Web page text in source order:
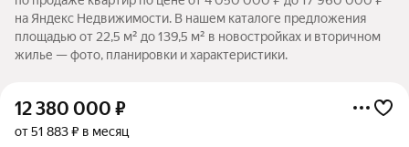
на Яндекс Недвижимости. В нашем каталоге предложения
площадью от 22,5 м² до 139,5 м² в новостройках и вторичном
жилье — фото, планировки и характеристики.
12 380 000 ₽
от 51 883 ₽ в месяц